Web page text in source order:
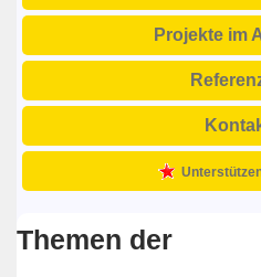
Projekte im
Themen der